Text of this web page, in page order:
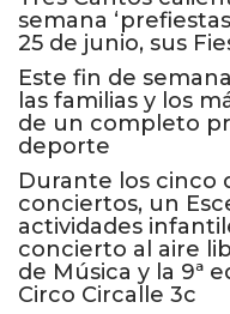
semana
25 de junio, sus
Este fin de
las familias y los
de un completo
deporte
Durante los cinco
conciertos, un
actividades
concierto al aire
de Música y la 9ª
Circo Circalle 3c